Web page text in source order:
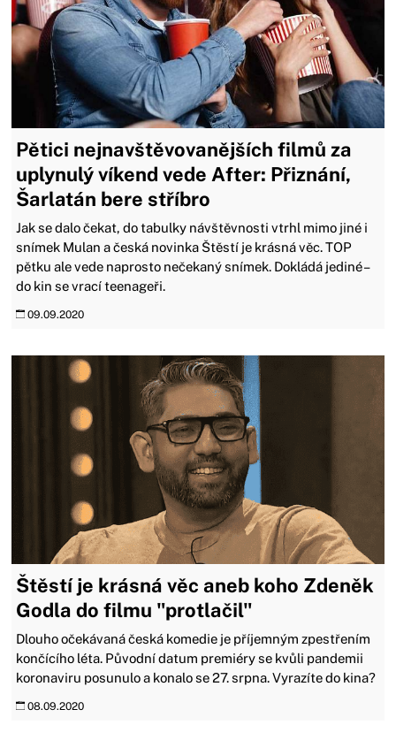
Pětici nejnavštěvovanějších filmů za
uplynulý víkend vede After: Přiznání,
Šarlatán bere stříbro
Jak se dalo čekat, do tabulky návštěvnosti vtrhl mimo jiné i
snímek Mulan a česká novinka Štěstí je krásná věc. TOP
pětku ale vede naprosto nečekaný snímek. Dokládá jediné –
do kin se vrací teenageři.
09.09.2020
Štěstí je krásná věc aneb koho Zdeněk
Godla do filmu "protlačil"
Dlouho očekávaná česká komedie je příjemným zpestřením
končícího léta. Původní datum premiéry se kvůli pandemii
koronaviru posunulo a konalo se 27. srpna. Vyrazíte do kina?
08.09.2020